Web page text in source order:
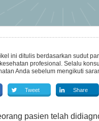
ini ditulis berdasarkan sudut
profesional. Selalu
Anda sebelum mengikuti
Tweet Share
pasien telah